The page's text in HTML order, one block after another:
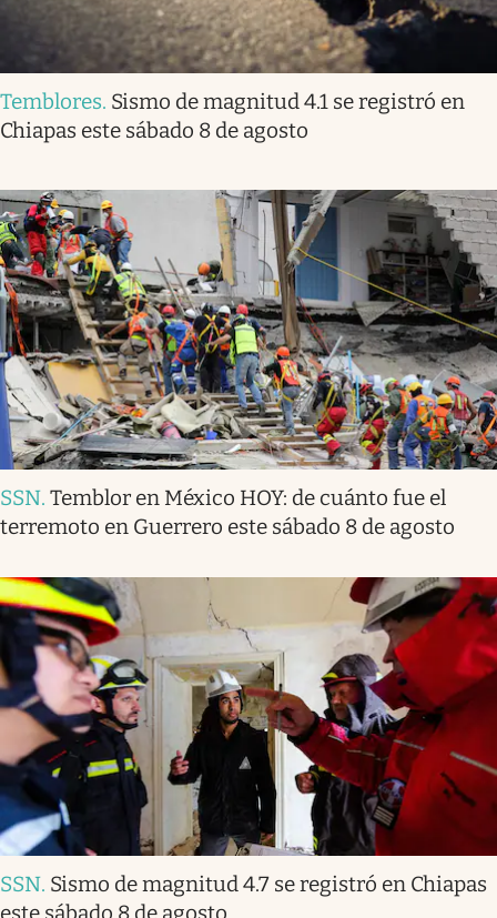
Temblores. Sismo de magnitud 4.1 se registró en
Chiapas este sábado 8 de agosto
SSN. Temblor en México HOY: de cuánto fue el
terremoto en Guerrero este sábado 8 de agosto
SSN. Sismo de magnitud 4.7 se registró en Chiapas